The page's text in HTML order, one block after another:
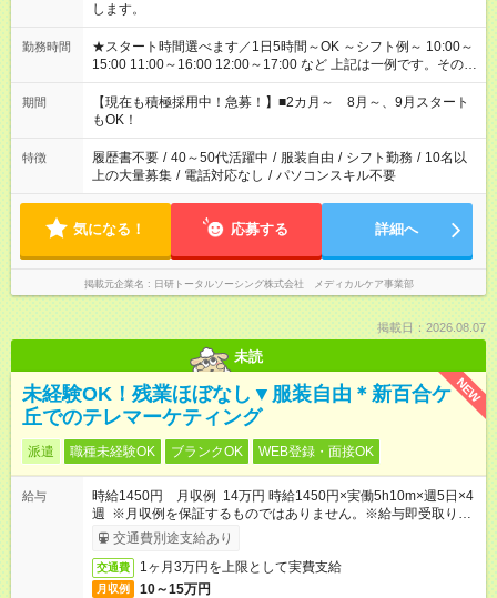
します。
勤務時間
★スタート時間選べます／1日5時間～OK ～シフト例～ 10:00～
15:00 11:00～16:00 12:00～17:00 など 上記は一例です。その他
シフトもご相談ください。 ※Wワークの場合当社と合わせて法
定労働時間が週40時間を超えなければOKです。
期間
【現在も積極採用中！急募！】■2カ月～ 8月～、9月スタート
もOK！
特徴 履歴書不要 / 40～50代活躍中 / 服装自由 / シフト勤務 / 10名以
上の大量募集 / 電話対応なし / パソコンスキル不要
気になる！ 応募する 詳細へ
掲載元企業名 日研トータルソーシング株式会社 メディカルケア事業部
掲載日：2026.08.07
未読
NEW
未経験OK！残業ほぼなし▼服装自由＊新百合ケ
丘でのテレマーケティング
派遣 職種未経験OK ブランクOK WEB登録・面接OK
給与
時給1450円 月収例 14万円 時給1450円×実働5h10m×週5日×4
週 ※月収例を保証するものではありません。※給与即受取りサ
ービス利用可（利用条件有）
交通費別途支給あり
交通費 1ヶ月3万円を上限として実費支給
月収例 10～15万円